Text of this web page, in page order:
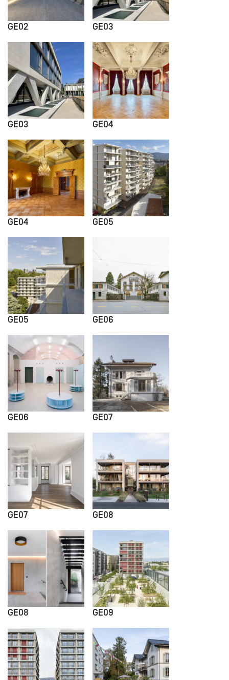
GE02 GE03
GE03 GE04
GE04 GE05
GE05 GE06
GE06 GE07
GE07 GE08
GE08 GE09